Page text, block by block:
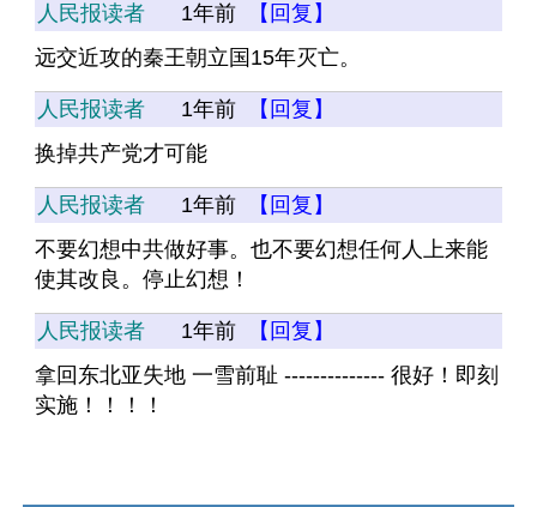
人民报读者 1年前
【回复】
远交近攻的秦王朝立国15年灭亡。
人民报读者 1年前
【回复】
换掉共产党才可能
人民报读者 1年前
【回复】
不要幻想中共做好事。也不要幻想任何人上来能
使其改良。停止幻想！
人民报读者 1年前
【回复】
拿回东北亚失地 一雪前耻 -------------- 很好！即刻
实施！！！！